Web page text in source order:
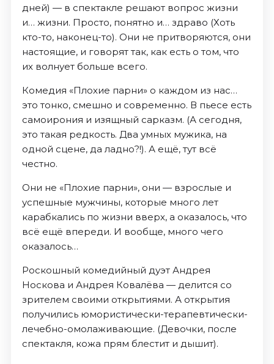
дней) — в спектакле решают вопрос жизни
и… жизни. Просто, понятно и… здраво (Хоть
кто-то, наконец-то). Они не притворяются, они
настоящие, и говорят так, как есть о том, что
их волнует больше всего.
Комедия «Плохие парни» о каждом из нас…
это тонко, смешно и современно. В пьесе есть
самоирония и изящный сарказм. (А сегодня,
это такая редкость. Два умных мужика, на
одной сцене, да ладно?!). А ещё, тут всё
честно.
Они не «Плохие парни», они — взрослые и
успешные мужчины, которые много лет
карабкались по жизни вверх, а оказалось, что
всё ещё впереди. И вообще, много чего
оказалось…
Роскошный комедийный дуэт Андрея
Носкова и Андрея Ковалёва — делится со
зрителем своими открытиями. А открытия
получились юмористически-терапевтически-
лечебно-омолаживающие. (Девочки, после
спектакля, кожа прям блестит и дышит).